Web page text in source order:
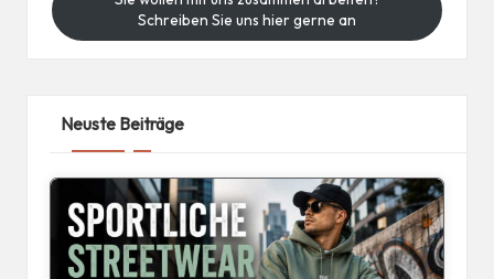
Schreiben Sie uns hier gerne an
Neuste Beiträge